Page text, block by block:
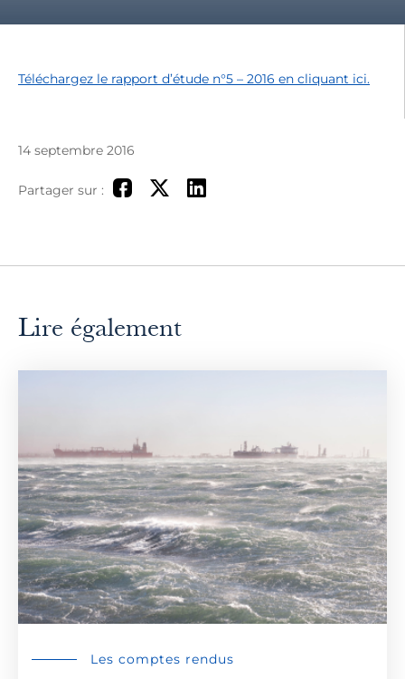
Téléchargez le rapport d’étude n°5 – 2016 en cliquant ici.
14 septembre 2016
Partager sur :
Lire également
Les comptes rendus